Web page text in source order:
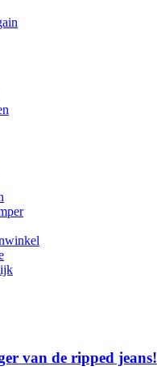
van de ripped jeans!